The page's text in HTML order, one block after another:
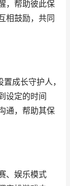
，帮助彼此保
相鼓励，共同
成长守护人，
设定的时间
通，帮助其保
、娱乐模式